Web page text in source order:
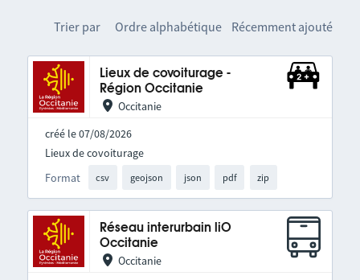
Trier par Ordre alphabétique Récemment ajouté
Lieux de covoiturage -
Région Occitanie
Occitanie
créé le 07/08/2026
Format csv geojson json pdf zip
Lieux de covoiturage
Réseau interurbain liO
Occitanie
Occitanie